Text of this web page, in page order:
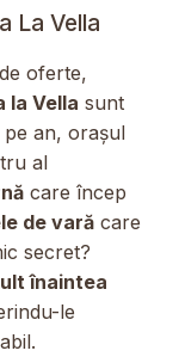
La Vella
oferte,
la Vella sunt
pe an, orașul
al
care încep
de vară care
secret?
înaintea
le